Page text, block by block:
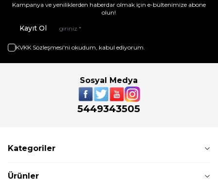
Kampanya ve yeniliklerden haberdar olmak için e-bültenimize abone
olun!
Kayıt Ol
KVKK Sözleşmesi'ni okudum, kabul ediyorum.
Sosyal Medya
5449343505
Kategoriler
Ürünler